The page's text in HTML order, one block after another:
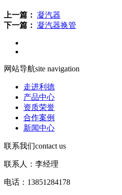
上一篇： 凝汽器
下一篇： 凝汽器换管
网站导航site navigation
走进利德
产品中心
资质荣誉
合作案例
新闻中心
联系我们contact us
联系人：李经理
电话：13851284178